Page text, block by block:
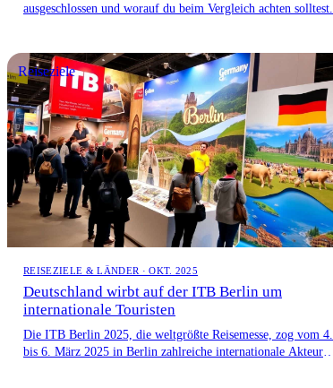
ausgeschlossen und worauf du beim Vergleich achten solltest.
Reiseziele
REISEZIELE & LÄNDER · OKT. 2025
Deutschland wirbt auf der ITB Berlin um
internationale Touristen
Die ITB Berlin 2025, die weltgrößte Reisemesse, zog vom 4.
bis 6. März 2025 in Berlin zahlreiche internationale Akteure